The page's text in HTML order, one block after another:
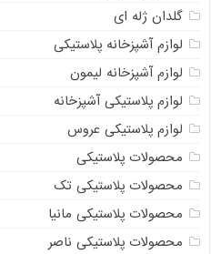
گلدان ژله ای
لوازم آشپزخانه پلاستیکی
لوازم آشپزخانه لیمون
لوازم پلاستیکی آشپزخانه
لوازم پلاستیکی عروس
محصولات پلاستیکی
محصولات پلاستیکی تک
محصولات پلاستیکی مانیا
محصولات پلاستیکی ناصر